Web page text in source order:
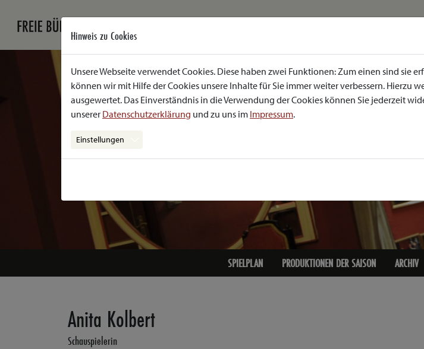
SPIELPLAN PRODUKTIONEN DER SAISON ARCHIV
Anita Kolbert
Schauspielerin
Hinweis zu Cookies
Unsere Webseite verwendet Cookies. Diese haben zwei Funktionen: Zum einen sind
können wir mit Hilfe der Cookies unsere Inhalte für Sie immer weiter verbessern. Hierzu
ausgewertet. Das Einverständnis in die Verwendung der Cookies können Sie jederzeit
unserer Datenschutzerklärung und zu uns im Impressum.
Einstellungen